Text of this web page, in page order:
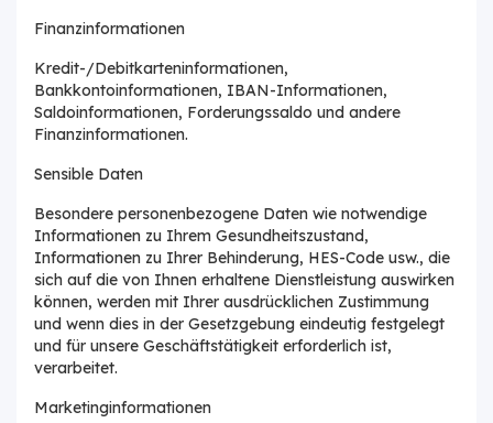
Finanzinformationen
Kredit-/Debitkarteninformationen,
Bankkontoinformationen, IBAN-Informationen,
Saldoinformationen, Forderungssaldo und andere
Finanzinformationen.
Sensible Daten
Besondere personenbezogene Daten wie notwendige
Informationen zu Ihrem Gesundheitszustand,
Informationen zu Ihrer Behinderung, HES-Code usw., die
sich auf die von Ihnen erhaltene Dienstleistung auswirken
können, werden mit Ihrer ausdrücklichen Zustimmung
und wenn dies in der Gesetzgebung eindeutig festgelegt
und für unsere Geschäftstätigkeit erforderlich ist,
verarbeitet.
Marketinginformationen